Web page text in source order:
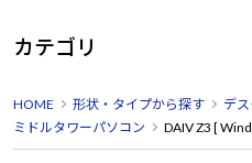
カテゴリ
HOME 形状・タイプから探す
デ
ミドルタワーパソコン
DAIV Z3 [